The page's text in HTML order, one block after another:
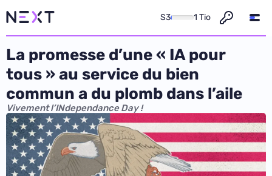
S3 1 Tio
La promesse d’une « IA pour
tous » au service du bien
commun a du plomb dans l’aile
Vivement l’INdependance Day !